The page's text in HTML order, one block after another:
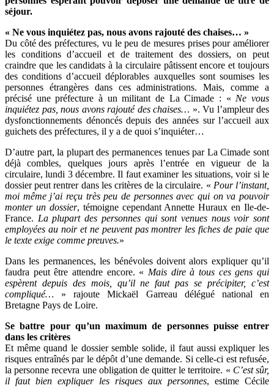
séjour.
« Ne vous inquiétez pas, nous avons rajouté des chaises… »
Du côté des préfectures, vu le peu de mesures prises pour améliorer
les conditions d’accueil et de traitement des dossiers, on peut
craindre que les candidats à la circulaire pâtissent encore et toujours
des conditions d’accueil déplorables auxquelles sont soumises les
personnes étrangères dans ces administrations. Mais, comme a
précisé une préfecture à un militant de La Cimade : « Ne vous
inquiétez pas, nous avons rajouté des chaises… ». Vu l’ampleur des
dysfonctionnements dénoncés depuis des années sur l’accueil aux
guichets des préfectures, il y a de quoi s’inquiéter…
D’autre part, la plupart des permanences tenues par La Cimade sont
déjà combles, quelques jours après l’entrée en vigueur de la
circulaire, lundi 3 décembre. Il faut examiner les situations, voir si le
dossier peut rentrer dans les critères de la circulaire. « Pour l’instant,
moi même j’ai reçu très peu de personnes avec qui on va pouvoir
monter un dossier, témoigne cependant Annette Huraux en Ile-de-
France. La plupart des personnes qui sont venues nous voir sont
employées au noir et ne peuvent pas montrer les fiches de paie que
le texte exige comme preuves.»
Dans les permanences, les bénévoles doivent alors expliquer qu’il
faudra peut être attendre encore. « Mais dire à tous ces gens qui
espèrent depuis des mois, qu’il ne faut pas se précipiter, c’est
compliqué… » rajoute Mickaël Garreau délégué national en
Bretagne Pays de Loire.
Se battre pour qu’un maximum de personnes puisse entrer
dans les critères
Et même quand le dossier semble solide, il faut aussi expliquer les
risques entraînés par le dépôt d’une demande. Si celle-ci est refusée,
la personne recevra une obligation de quitter le territoire. « C’est sûr,
il faut bien expliquer les risques aux personnes, estime Cécile